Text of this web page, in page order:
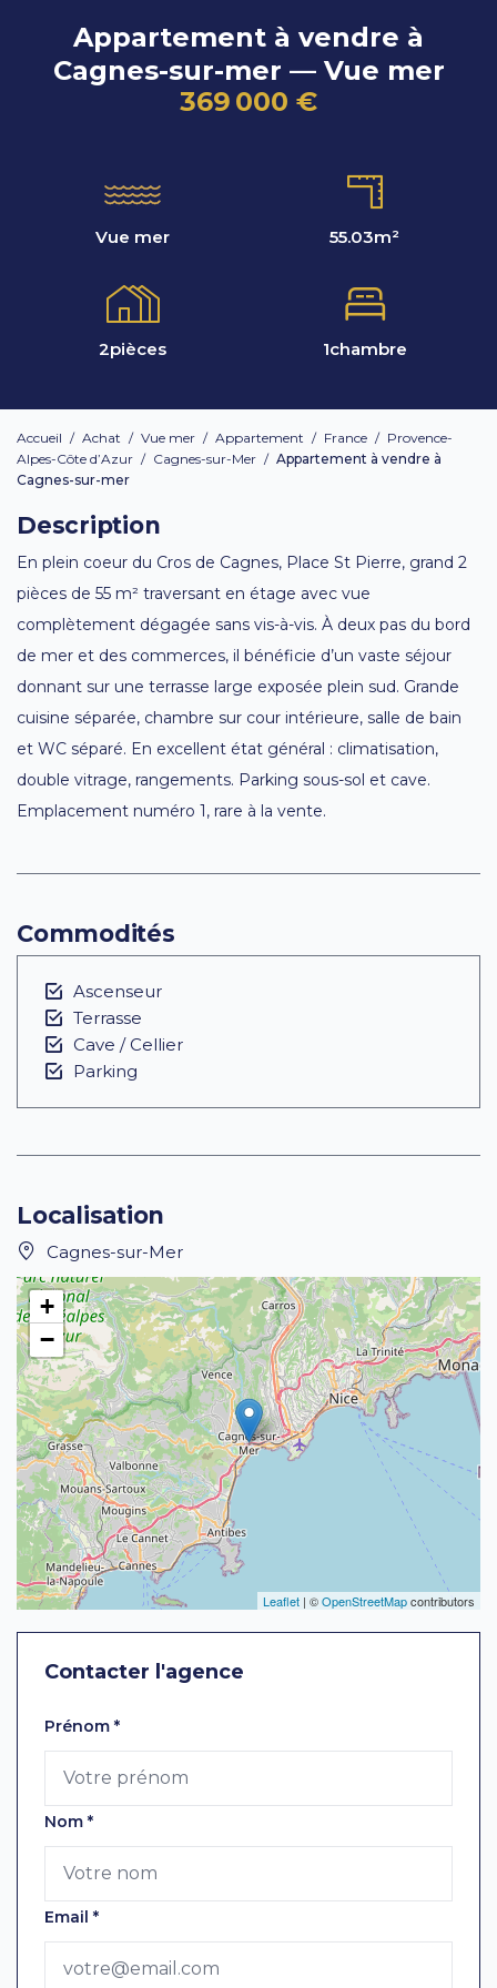
Appartement à vendre à
Cagnes-sur-mer — Vue mer
369 000 €
Vue mer 55.03m²
2pièces 1chambre
Accueil / Achat / Vue mer / Appartement / France / Provence-
Alpes-Côte d’Azur / Cagnes-sur-Mer / Appartement à vendre à
Cagnes-sur-mer
Description
En plein coeur du Cros de Cagnes, Place St Pierre, grand 2
pièces de 55 m² traversant en étage avec vue
complètement dégagée sans vis-à-vis. À deux pas du bord
de mer et des commerces, il bénéficie d’un vaste séjour
donnant sur une terrasse large exposée plein sud. Grande
cuisine séparée, chambre sur cour intérieure, salle de bain
et WC séparé. En excellent état général : climatisation,
double vitrage, rangements. Parking sous-sol et cave.
Emplacement numéro 1, rare à la vente.
Commodités
Ascenseur
Terrasse
Cave / Cellier
Parking
Localisation
Cagnes-sur-Mer
+
−
Leaflet | ©OpenStreetMapcontributors
Contacter l'agence
Laissez ce champ vide
Prénom *
Nom *
Email *